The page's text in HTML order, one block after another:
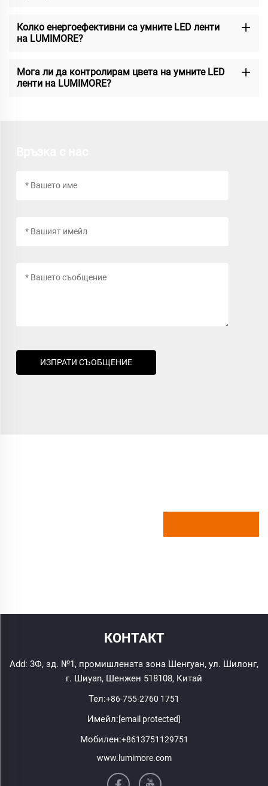
Колко енергоефективни са умните LED ленти
на LUMIMORE?
Мога ли да контролирам цвета на умните LED
ленти на LUMIMORE?
ИЗПРАТИ СЪОБЩЕНИЕ
КОНТАКТ
Add: 3Ф, зд. №1, промишлената зона Шенгуан, ул. Шилонг,
г. Шиyan, Шенжен 518108, Китай
Тел:+86-755-2760 1751
Имейл:[email protected]
Мобилен:+8613751129751
www.lumimore.com